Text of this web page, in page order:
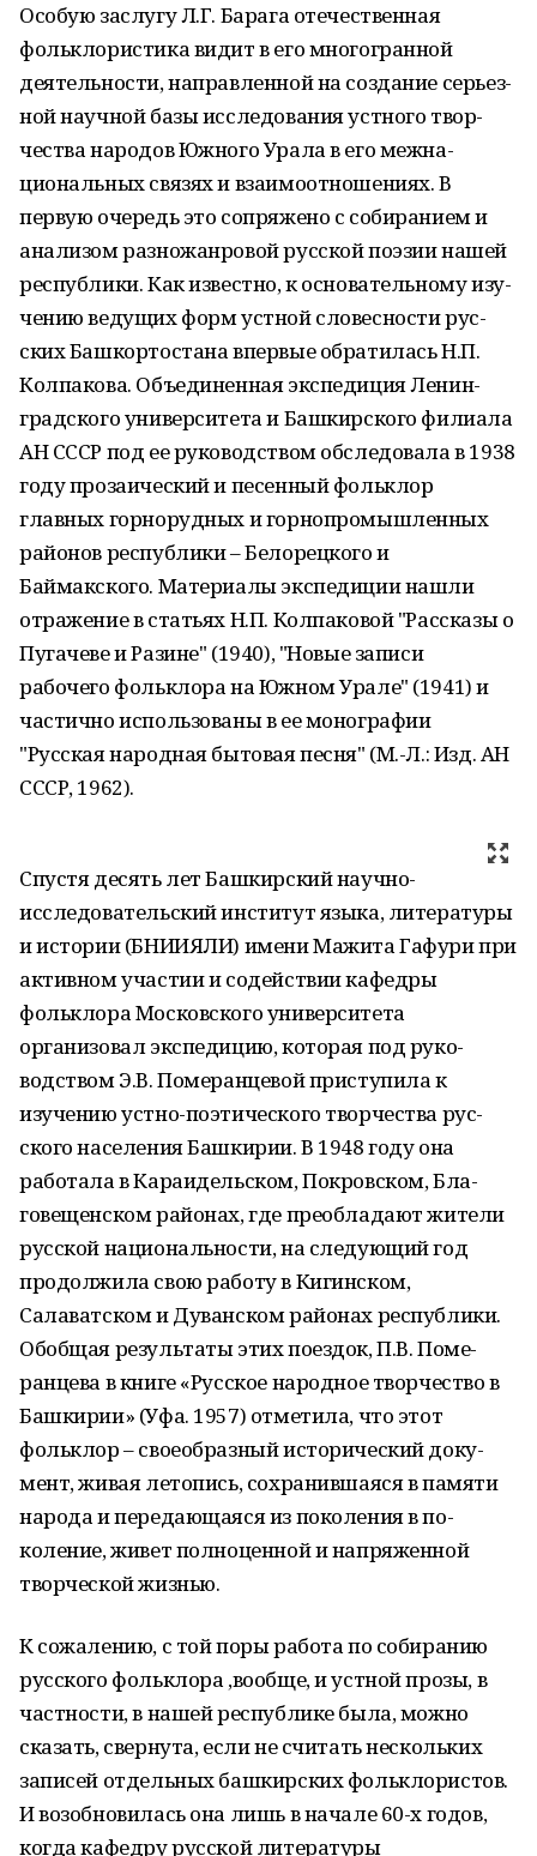
Особую заслугу Л.Г. Барага отечественная
фольклористика видит в его многогранной
деятельности, направленной на создание серьез­
ной научной базы исследования устного твор­
чества народов Южного Урала в его межна­
циональных связях и взаимоотношениях. В
первую очередь это сопряжено с собиранием и
анализом разножанровой русской поэзии нашей
республики. Как известно, к основательному изу­
чению ведущих форм устной словесности рус­
ских Башкортостана впервые обратилась Н.П.
Колпакова. Объединенная экспедиция Ленин­
градского университета и Башкирского филиа­ла
АН СССР под ее руководством обследовала в 1938
году прозаический и песенный фольк­лор
главных горнорудных и горнопромышлен­ных
районов республики – Белорецкого и
Баймакского. Материалы экспедиции нашли
отражение в статьях Н.П. Колпаковой "Рас­сказы о
Пугачеве и Разине" (1940), "Новые за­писи
рабочего фольклора на Южном Урале" (1941) и
частично использованы в ее моногра­фии
"Русская народная бытовая песня" (М.-Л.: Изд. АН
СССР, 1962).
Спустя десять лет Башкирский научно-
исследовательский институт языка, литерату­ры
и истории (БНИИЯЛИ) имени Мажита Гафури при
активном участии и содействии ка­федры
фольклора Московского университета
организовал экспедицию, которая под руко­
водством Э.В. Померанцевой приступила к
изучению устно-поэтического творчества рус­
ского населения Башкирии. В 1948 году она
работала в Караидельском, Покровском, Бла­
говещенском районах, где преобладают жите­ли
русской национальности, на следующий год
продолжила свою работу в Кигинском,
Салаватском и Дуванском районах республики.
Обобщая результаты этих поездок, П.В. Поме­
ранцева в книге «Русское народное творчество в
Башкирии» (Уфа. 1957) отметила, что этот
фольклор – своеобразный исторический доку­
мент, живая летопись, сохранившаяся в памя­ти
народа и передающаяся из поколения в по­
коление, живет полноценной и напряженной
творческой жизнью.
К сожалению, с той поры работа по соби­ранию
русского фольклора ,вообще, и устной прозы, в
частности, в нашей республике была, можно
сказать, свернута, если не считать нескольких
записей отдельных башкирских фольклористов.
И во­зобновилась она лишь в начале 60-х годов,
ко­гда кафедру русской литературы